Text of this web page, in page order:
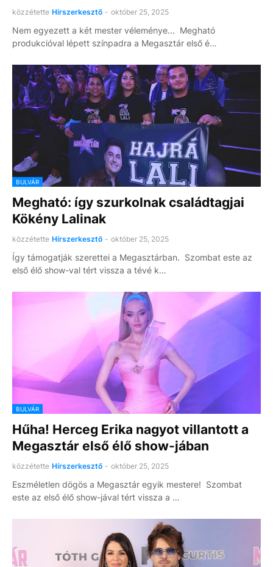
közzétette Hírszerkesztő - október 25, 2025
Nem egyezett a két mester véleménye... Megható
produkcióval lépett színpadra a Megasztár első é…
BULVÁR
Megható: így szurkolnak családtagjai
Kökény Lalinak
közzétette Hírszerkesztő - október 25, 2025
Így támogatják szerettei a Megasztárban. Szombat este az
első élő show-val tért vissza a tévé k…
BULVÁR
Hűha! Herceg Erika nagyot villantott a
Megasztár első élő show-jában
közzétette Hírszerkesztő - október 25, 2025
Eszméletlen dögös a Megasztár egyik mestere! Szombat
este az első élő show-jával tért vissza a …